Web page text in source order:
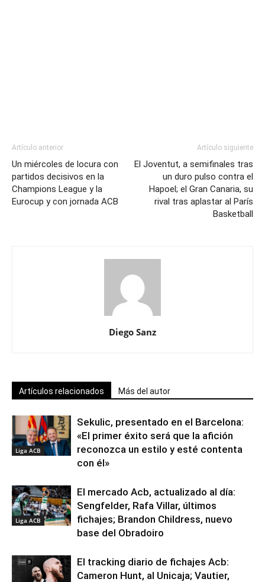
Artículo anterior
Un miércoles de locura con
partidos decisivos en la
Champions League y la
Eurocup y con jornada ACB
Artículo siguiente
El Joventut, a semifinales tras
un duro pulso contra el
Hapoel; el Gran Canaria, su
rival tras aplastar al París
Basketball
Diego Sanz
Artículos relacionados Más del autor
Liga ACB
Sekulic, presentado en el Barcelona:
«El primer éxito será que la afición
reconozca un estilo y esté contenta
con él»
Liga ACB
El mercado Acb, actualizado al día:
Sengfelder, Rafa Villar, últimos
fichajes; Brandon Childress, nuevo
base del Obradoiro
El tracking diario de fichajes Acb:
Cameron Hunt, al Unicaja; Vautier,